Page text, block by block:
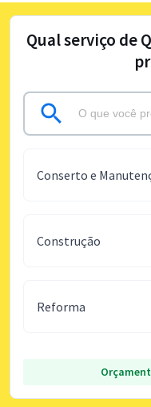
Qual serviço de
Conserto e
Construção
Reforma